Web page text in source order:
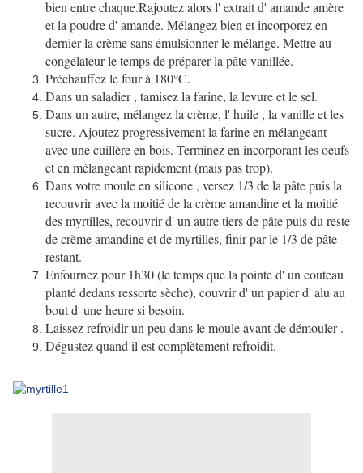
bien entre chaque.Rajoutez alors l' extrait d' amande amère
et la poudre d' amande. Mélangez bien et incorporez en
dernier la crème sans émulsionner le mélange. Mettre au
congélateur le temps de préparer la pâte vanillée.
Préchauffez le four à 180°C.
Dans un saladier , tamisez la farine, la levure et le sel.
Dans un autre, mélangez la crème, l' huile , la vanille et les
sucre. Ajoutez progressivement la farine en mélangeant
avec une cuillère en bois. Terminez en incorporant les oeufs
et en mélangeant rapidement (mais pas trop).
Dans votre moule en silicone , versez 1/3 de la pâte puis la
recouvrir avec la moitié de la crème amandine et la moitié
des myrtilles, recouvrir d' un autre tiers de pâte puis du reste
de crème amandine et de myrtilles, finir par le 1/3 de pâte
restant.
Enfournez pour 1h30 (le temps que la pointe d' un couteau
planté dedans ressorte sèche), couvrir d' un papier d' alu au
bout d' une heure si besoin.
Laissez refroidir un peu dans le moule avant de démouler .
Dégustez quand il est complètement refroidit.